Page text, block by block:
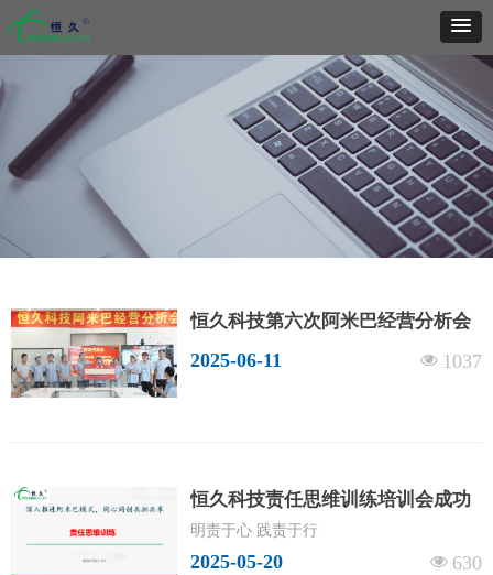
恒久科技第六次阿米巴经营分析会
넶 1037
2025-06-11
恒久科技责任思维训练培训会成功
召开
明责于心 践责于行
넶 630
2025-05-20